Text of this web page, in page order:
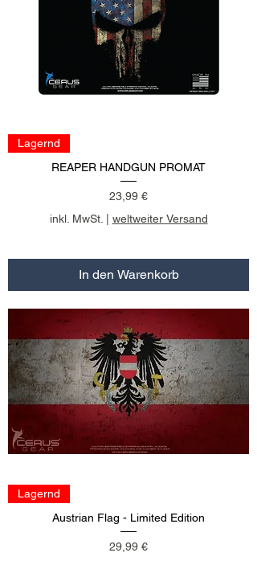
Lagernd
REAPER HANDGUN PROMAT
Preis
23,99 €
inkl. MwSt.
weltweiter Versand
In den Warenkorb
Lagernd
Austrian Flag - Limited Edition
Preis
29,99 €